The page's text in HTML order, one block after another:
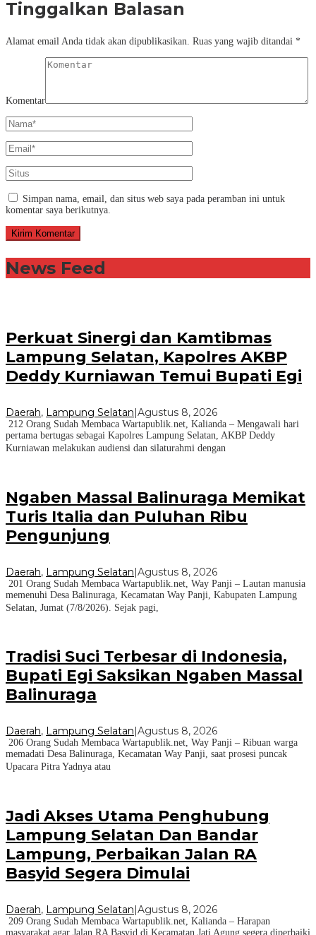
Tinggalkan Balasan
Alamat email Anda tidak akan dipublikasikan. Ruas yang wajib ditandai *
Komentar
Simpan nama, email, dan situs web saya pada peramban ini untuk
komentar saya berikutnya.
News Feed
Perkuat Sinergi dan Kamtibmas
Lampung Selatan, Kapolres AKBP
Deddy Kurniawan Temui Bupati Egi
Daerah, Lampung Selatan Agustus 8, 2026
212 Orang Sudah Membaca Wartapublik.net, Kalianda – Mengawali hari
pertama bertugas sebagai Kapolres Lampung Selatan, AKBP Deddy
Kurniawan melakukan audiensi dan silaturahmi dengan
Ngaben Massal Balinuraga Memikat
Turis Italia dan Puluhan Ribu
Pengunjung
Daerah, Lampung Selatan|Agustus 8, 2026
201 Orang Sudah Membaca Wartapublik.net, Way Panji – Lautan manusia
memenuhi Desa Balinuraga, Kecamatan Way Panji, Kabupaten Lampung
Selatan, Jumat (7/8/2026). Sejak pagi,
Tradisi Suci Terbesar di Indonesia,
Bupati Egi Saksikan Ngaben Massal
Balinuraga
Daerah, Lampung Selatan Agustus 8, 2026
206 Orang Sudah Membaca Wartapublik.net, Way Panji – Ribuan warga
memadati Desa Balinuraga, Kecamatan Way Panji, saat prosesi puncak
Upacara Pitra Yadnya atau
Jadi Akses Utama Penghubung
Lampung Selatan Dan Bandar
Lampung, Perbaikan Jalan RA
Basyid Segera Dimulai
Daerah, Lampung Selatan|Agustus 8, 2026
209 Orang Sudah Membaca Wartapublik.net, Kalianda – Harapan
masyarakat agar Jalan RA Basyid di Kecamatan Jati Agung segera diperbaiki